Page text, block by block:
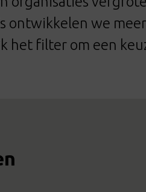
ontwikkelen we
het filter om een